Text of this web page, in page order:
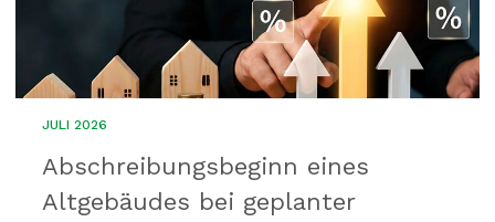
JULI 2026
Abschreibungsbeginn eines
Altgebäudes bei geplanter